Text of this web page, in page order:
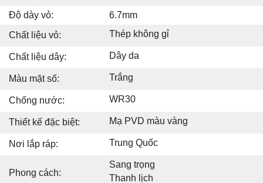
Độ dày vỏ:
6.7mm
Chất liệu vỏ:
Thép không gỉ
Chất liệu dây: Dây da
Màu mặt số: Trắng
Chống nước: WR30
Thiết kế đặc biệt: Mạ PVD màu vàng
Nơi lắp ráp: Trung Quốc
Phong cách:
Sang trọng
Thanh lịch